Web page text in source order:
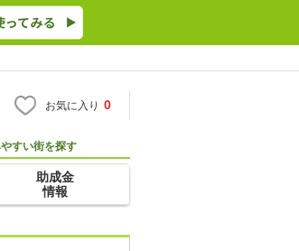
お気に入り 0
すい街を探す
助成金
情報